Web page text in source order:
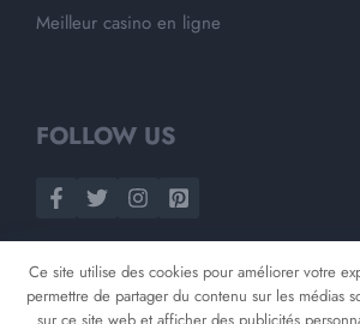
Meilleur casino en ligne
FOLLOW US
Ce site utilise des cookies pour améliorer votre
permettre de partager du contenu sur les médias